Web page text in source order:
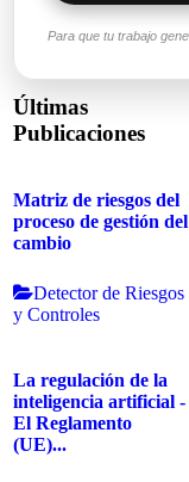
Para que tu trabajo
Últimas
Publicaciones
Matriz de riesgos del
proceso de gestión del
cambio
Detector de Riesgos
y Controles
La regulación de la
inteligencia artificial -
El Reglamento
(UE)...